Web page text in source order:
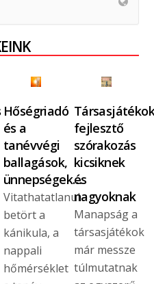
Hőségriadó
és a
tanévvégi
ballagások,
ünnepségek…
Vitathatatlanul
betört a
kánikula, a
nappali
hőmérséklet
fejlesztő
szórakozás
kicsiknek
és
nagyoknak
Manapság a
társasjátékok
már messze
túlmutatnak